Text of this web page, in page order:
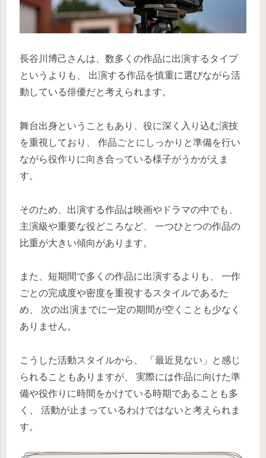
長谷川博己さんは、数多くの作品に出演するタイプ
というよりも、 出演する作品を慎重に選びながら活
動している俳優だと考えられます。
舞台出身ということもあり、役に深く入り込む演技
を重視しており、 作品ごとにしっかりと準備を行い
ながら役作りに向き合っている様子がうかがえま
す。
そのため、出演する作品は映画やドラマの中でも、
主演級や重要な役どころなど、 一つひとつの作品の
比重が大きい傾向があります。
また、短期間で多くの作品に出演するよりも、 一作
ごとの完成度や密度を重視するスタイルであるた
め、 次の出演までに一定の期間が空くことも少なく
ありません。
こうした活動スタイルから、 「最近見ない」と感じ
られることもありますが、 実際には作品に向けた準
備や役作りに時間をかけている時期であることも多
く、 活動が止まっているわけではないと考えられま
す。